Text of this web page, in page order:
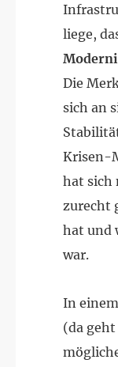
liege,
Die
sich an
Krisen-
hat sich
zurecht
hat und
war.
In einem
(da